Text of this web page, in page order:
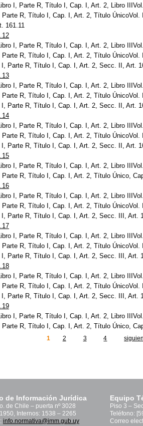
I, Parte R, Título I, Cap. I, Art. 2, Libro
Parte R, Título I, Cap. I, Art. 2, Título
161.11
I, Parte R, Título I, Cap. I, Art. 2, Libro
Parte R, Título I, Cap. I, Art. 2, Título
I, Parte R, Título I, Cap. I, Art. 2, Secc. II, Art.
I, Parte R, Título I, Cap. I, Art. 2, Libro
Parte R, Título I, Cap. I, Art. 2, Título
I, Parte R, Título I, Cap. I, Art. 2, Secc. II, Art.
I, Parte R, Título I, Cap. I, Art. 2, Libro
Parte R, Título I, Cap. I, Art. 2, Título
I, Parte R, Título I, Cap. I, Art. 2, Secc. II, Art.
I, Parte R, Título I, Cap. I, Art. 2, Libro
Parte R, Título I, Cap. I, Art. 2, Título Único,
I, Parte R, Título I, Cap. I, Art. 2, Libro
Parte R, Título I, Cap. I, Art. 2, Título
I, Parte R, Título I, Cap. I, Art. 2, Secc. III, Art.
I, Parte R, Título I, Cap. I, Art. 2, Libro
Parte R, Título I, Cap. I, Art. 2, Título
I, Parte R, Título I, Cap. I, Art. 2, Secc. III, Art.
I, Parte R, Título I, Cap. I, Art. 2, Libro
Parte R, Título I, Cap. I, Art. 2, Título
I, Parte R, Título I, Cap. I, Art. 2, Secc. III, Art.
I, Parte R, Título I, Cap. I, Art. 2, Libro
Parte R, Título I, Cap. I, Art. 2, Título Único,
1 2 3 4
Equipo
Piso 3 –
Teléfono:
Correo
de Información Jurídica
de Chile – puerta nº 3028
Internos: 1538 – 2265
info.normativa@imm.gub.uy